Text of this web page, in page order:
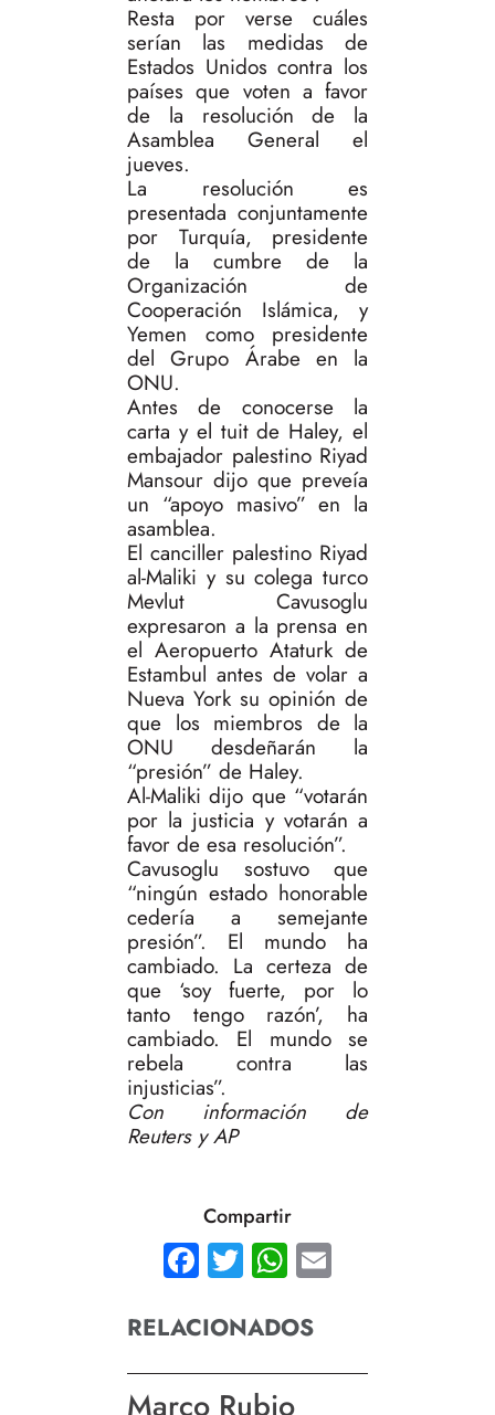
Resta por verse cuáles
serían las medidas de
Estados Unidos contra los
países que voten a favor
de la resolución de la
Asamblea General el
jueves.
La resolución es
presentada conjuntamente
por Turquía, presidente
de la cumbre de la
Organización de
Cooperación Islámica, y
Yemen como presidente
del Grupo Árabe en la
ONU.
Antes de conocerse la
carta y el tuit de Haley, el
embajador palestino Riyad
Mansour dijo que preveía
un “apoyo masivo” en la
asamblea.
El canciller palestino Riyad
al-Maliki y su colega turco
Mevlut Cavusoglu
expresaron a la prensa en
el Aeropuerto Ataturk de
Estambul antes de volar a
Nueva York su opinión de
que los miembros de la
ONU desdeñarán la
“presión” de Haley.
Al-Maliki dijo que “votarán
por la justicia y votarán a
favor de esa resolución”.
Cavusoglu sostuvo que
“ningún estado honorable
cedería a semejante
presión”. El mundo ha
cambiado. La certeza de
que ‘soy fuerte, por lo
tanto tengo razón’, ha
cambiado. El mundo se
rebela contra las
injusticias”.
Con información de
Reuters y AP
Compartir
Facebook
TwitterWhatsApp
RELACIONADOS
Marco Rubio